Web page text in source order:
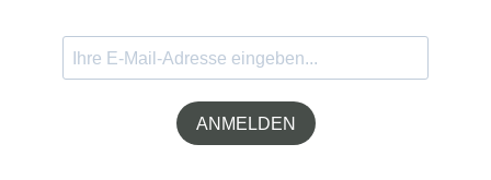
ANMELDEN